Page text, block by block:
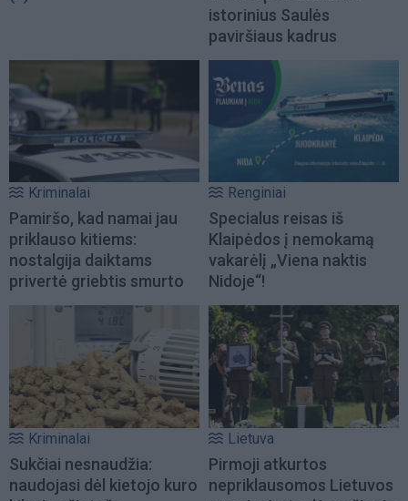
istorinius Saulės
paviršiaus kadrus
Kriminalai
Pamiršo, kad namai jau
priklauso kitiems:
nostalgija daiktams
privertė griebtis smurto
Renginiai
Specialus reisas iš
Klaipėdos į nemokamą
vakarėlį „Viena naktis
Nidoje“!
Kriminalai
Sukčiai nesnaudžia:
naudojasi dėl kietojo kuro
Lietuva
Pirmoji atkurtos
nepriklausomos Lietuvos